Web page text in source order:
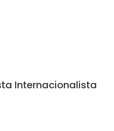
Internacionalista